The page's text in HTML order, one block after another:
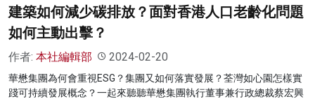
建築如何減少碳排放？面對香港人口老齡化問題
如何主動出擊？
作者: 本社編輯部 2024-02-20
華懋集團為何會重視ESG？集團又如何落實發展？荃灣如心園怎樣實
踐可持續發展概念？一起來聽聽華懋集團執行董事兼行政總裁蔡宏興